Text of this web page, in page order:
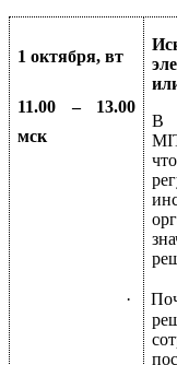
1 октября, вт
11.00 – 13.00
мск
В
·